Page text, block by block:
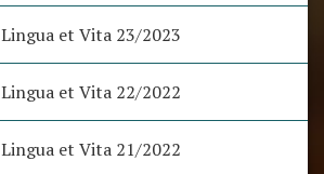
Lingua et Vita 23/2023
Lingua et Vita 22/2022
Lingua et Vita 21/2022